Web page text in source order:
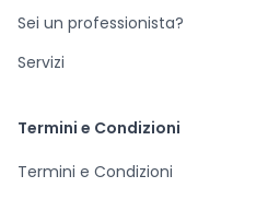
Sei un professionista?
Servizi
Termini e Condizioni
Termini e Condizioni